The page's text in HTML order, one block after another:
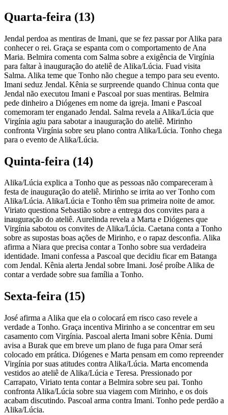
Quarta-feira (13)
Jendal perdoa as mentiras de Imani, que se fez passar por Alika para
conhecer o rei. Graça se espanta com o comportamento de Ana
Maria. Belmira comenta com Salma sobre a exigência de Virgínia
para faltar à inauguração do ateliê de Alika/Lúcia. Fuad visita
Salma. Alika teme que Tonho não chegue a tempo para seu evento.
Imani seduz Jendal. Kênia se surpreende quando Chinua conta que
Jendal não executou Imani e Pascoal por suas mentiras. Belmira
pede dinheiro a Diógenes em nome da igreja. Imani e Pascoal
comemoram ter enganado Jendal. Salma revela a Alika/Lúcia que
Virgínia agiu para sabotar a inauguração do ateliê. Mirinho
confronta Virgínia sobre seu plano contra Alika/Lúcia. Tonho chega
para o evento de Alika/Lúcia.
Quinta-feira (14)
Alika/Lúcia explica a Tonho que as pessoas não compareceram à
festa de inauguração do ateliê. Mirinho se irrita ao ver Tonho com
Alika/Lúcia. Alika/Lúcia e Tonho têm sua primeira noite de amor.
Viriato questiona Sebastião sobre a entrega dos convites para a
inauguração do ateliê. Aurelinda revela a Marta e Diógenes que
Virgínia sabotou os convites de Alika/Lúcia. Caetana conta a Tonho
sobre as supostas boas ações de Mirinho, e o rapaz desconfia. Alika
afirma a Niara que precisa contar a Tonho sobre sua verdadeira
identidade. Imani confessa a Pascoal que decidiu ficar em Batanga
com Jendal. Kênia alerta Jendal sobre Imani. José proíbe Alika de
contar a verdade sobre sua família a Tonho.
Sexta-feira (15)
José afirma a Alika que ela o colocará em risco caso revele a
verdade a Tonho. Graça incentiva Mirinho a se concentrar em seu
casamento com Virgínia. Pascoal alerta Imani sobre Kênia. Dumi
avisa a Burak que em breve um plano de fuga para Omar será
colocado em prática. Diógenes e Marta pensam em como repreender
Virgínia por suas atitudes contra Alika/Lúcia. Marta encomenda
vestidos ao ateliê de Alika/Lúcia e Teresa. Pressionado por
Carrapato, Viriato tenta contar a Belmira sobre seu pai. Tonho
confronta Alika/Lúcia sobre sua viagem com Mirinho, e os dois
acabam discutindo. Pascoal arma contra Imani. Tonho pede perdão a
Alika/Lúcia.